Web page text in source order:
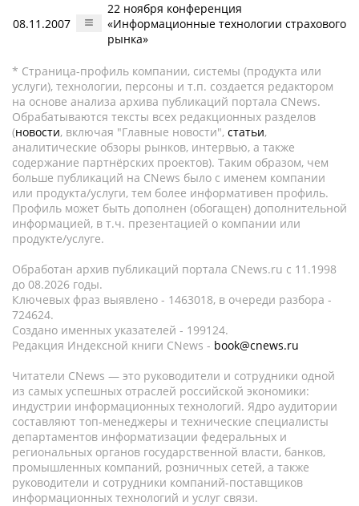
08.11.2007
22 ноября конференция
«Информационные технологии страхового
рынка»
* Страница-профиль компании, системы (продукта или
услуги), технологии, персоны и т.п. создается редактором
на основе анализа архива публикаций портала CNews.
Обрабатываются тексты всех редакционных разделов
(новости, включая "Главные новости", статьи,
аналитические обзоры рынков, интервью, а также
содержание партнёрских проектов). Таким образом, чем
больше публикаций на CNews было с именем компании
или продукта/услуги, тем более информативен профиль.
Профиль может быть дополнен (обогащен) дополнительной
информацией, в т.ч. презентацией о компании или
продукте/услуге.
Обработан архив публикаций портала CNews.ru c 11.1998
до 08.2026 годы.
Ключевых фраз выявлено - 1463018, в очереди разбора -
724624.
Создано именных указателей - 199124.
Редакция Индексной книги CNews - book@cnews.ru
Читатели CNews — это руководители и сотрудники одной
из самых успешных отраслей российской экономики:
индустрии информационных технологий. Ядро аудитории
составляют топ-менеджеры и технические специалисты
департаментов информатизации федеральных и
региональных органов государственной власти, банков,
промышленных компаний, розничных сетей, а также
руководители и сотрудники компаний-поставщиков
информационных технологий и услуг связи.